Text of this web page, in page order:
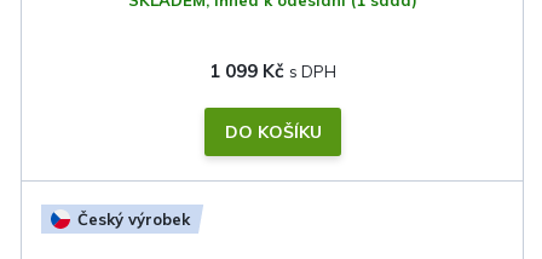
1 099 Kč
DO KOŠÍKU
Český výrobek